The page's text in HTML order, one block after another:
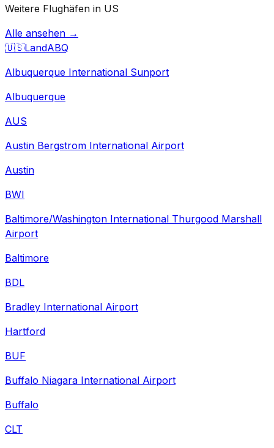
Weitere Flughäfen in US
Alle ansehen →
🇺🇸LandABQ
Albuquerque International Sunport
Albuquerque
AUS
Austin Bergstrom International Airport
Austin
BWI
Baltimore/Washington International Thurgood Marshall
Airport
Baltimore
BDL
Bradley International Airport
Hartford
BUF
Buffalo Niagara International Airport
Buffalo
CLT